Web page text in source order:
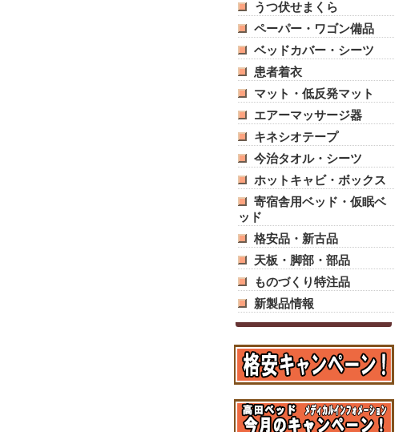
うつ伏せまくら
ペーパー・ワゴン備品
ベッドカバー・シーツ
患者着衣
マット・低反発マット
エアーマッサージ器
キネシオテープ
今治タオル・シーツ
ホットキャビ・ボックス
寄宿舎用ベッド・仮眠ベ
ッド
格安品・新古品
天板・脚部・部品
ものづくり特注品
新製品情報